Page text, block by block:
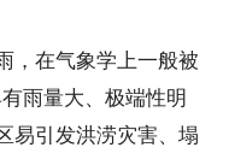
，在气象学上一般被
雨量大、极端性明
易引发洪涝灾害、塌